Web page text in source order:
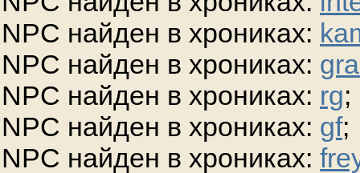
NPC найден в хрониках:
NPC найден в хрониках:
NPC найден в хрониках: rg;
NPC найден в хрониках: gf;
NPC найден в хрониках: